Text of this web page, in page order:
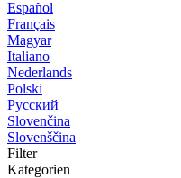
Español
Français
Magyar
Italiano
Nederlands
Polski
Русский
Slovenčina
Slovenščina
Filter
Kategorien